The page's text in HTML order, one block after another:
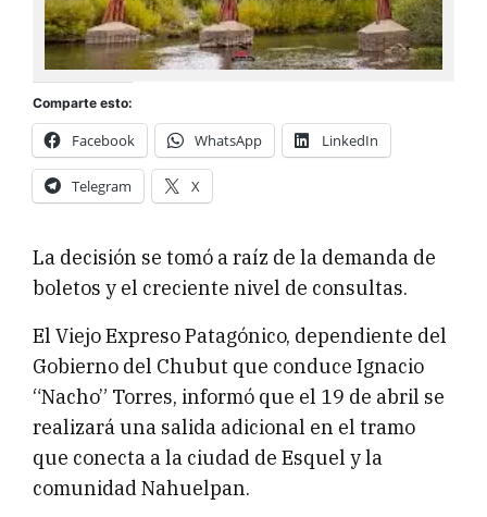
Comparte esto:
Facebook WhatsApp LinkedIn
Telegram X
La decisión se tomó a raíz de la demanda de
boletos y el creciente nivel de consultas.
El Viejo Expreso Patagónico, dependiente del
Gobierno del Chubut que conduce Ignacio
“Nacho” Torres, informó que el 19 de abril se
realizará una salida adicional en el tramo
que conecta a la ciudad de Esquel y la
comunidad Nahuelpan.